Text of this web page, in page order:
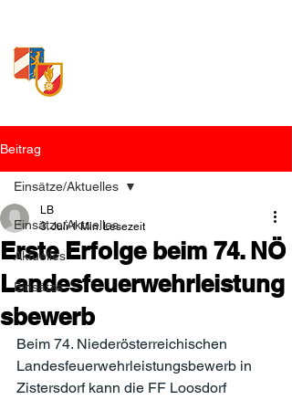
Beitrag
Einsätze/Aktuelles
Aktuelles
Einsätze
Einsätze/Aktuelles
Erste Erfolge beim 74. NÖ
Landesfeuerwehrleistung
sbewerb
LB
3. Juli 1 Min. Lesezeit
Beim 74. Niederösterreichischen
Landesfeuerwehrleistungsbewerb in
Zistersdorf kann die FF Loosdorf